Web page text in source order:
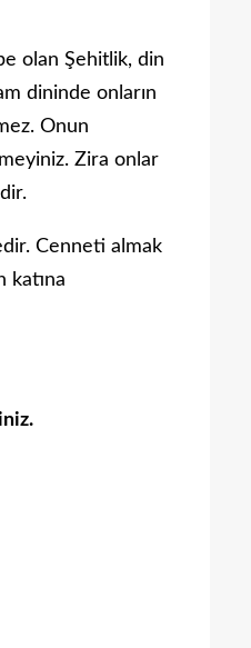
olan Şehitlik, din
dininde onların
Onun
Zira onlar
Cenneti almak
katına